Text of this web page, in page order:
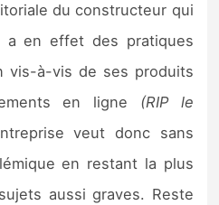
du constructeur qui
a en effet des pratiques
vis-à-vis de ses produits
en ligne (RIP le
veut donc sans
en restant la plus
aussi graves. Reste